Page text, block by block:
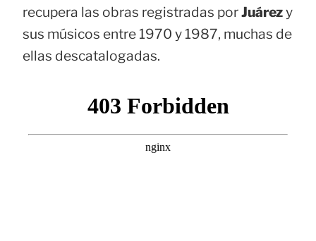
recupera las obras registradas porJuárezy
sus músicos entre 1970 y 1987, muchas de
ellas descatalogadas.